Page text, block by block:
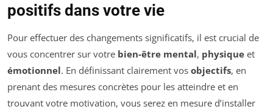
positifs dans votre vie
Pour effectuer des changements significatifs, il est crucial de
vous concentrer sur votre bien-être mental, physique et
émotionnel. En définissant clairement vos objectifs, en
prenant des mesures concrètes pour les atteindre et en
trouvant votre motivation, vous serez en mesure d’installer